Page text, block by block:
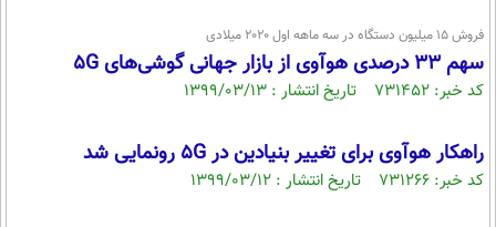
فروش ۱۵ میلیون دستگاه در سه ماهه اول ۲۰۲۰ میلادی
سهم ۳۳ درصدی هوآوی از بازار جهانی گوشی‌های 5G
کد خبر: ۷۳۱۴۵۲ تاریخ انتشار : ۱۳۹۹/۰۳/۱۳
راهکار هوآوی برای تغییر بنیادین در 5G رونمایی شد
کد خبر: ۷۳۱۲۶۶ تاریخ انتشار : ۱۳۹۹/۰۳/۱۲